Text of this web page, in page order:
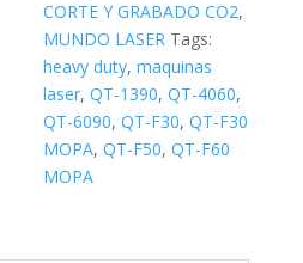
CORTE Y GRABADO CO2,
MUNDO LASER Tags:
heavy duty,maquinas
laser,QT-1390,QT-4060,
QT-6090,QT-F30,QT-F30
MOPA,QT-F50,QT-F60
MOPA